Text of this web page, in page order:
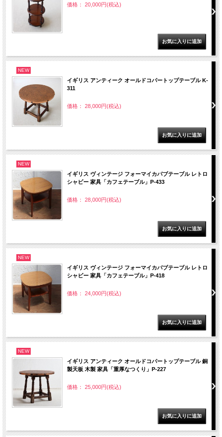
価格： 20,000円(税込)
NEW
イギリス アンティーク オールドコパートップテーブル K-
311
価格： 28,000円(税込)
NEW
イギリス ヴィンテージ フォーマイカパブテーブル レトロ
シャビー 家具「カフェテーブル」P-433
価格： 28,000円(税込)
NEW
イギリス ヴィンテージ フォーマイカパブテーブル レトロ
シャビー 家具「カフェテーブル」P-418
価格： 24,000円(税込)
NEW
イギリス アンティーク オールドコパートップテーブル 銅
製天板 木製 家具「重厚なつくり」P-227
価格： 25,000円(税込)